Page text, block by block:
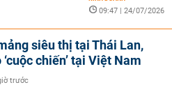
09:47 | 24/07/2026
siêu thị tại Thái Lan,
chiến’ tại Việt Nam
trước